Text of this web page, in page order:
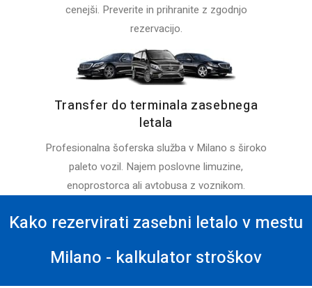
cenejši. Preverite in prihranite z zgodnjo
rezervacijo.
Transfer do terminala zasebnega
letala
Profesionalna šoferska služba v Milano s široko
paleto vozil. Najem poslovne limuzine,
enoprostorca ali avtobusa z voznikom.
Kako rezervirati zasebni letalo v mestu
Milano - kalkulator stroškov